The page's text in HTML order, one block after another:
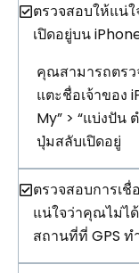
ตรวจสอบให้แน่
เปิดอยู่บน
คุณสามารถตรว
แตะชื่อเจ้าของ
My” > “แบ่งปัน
ปุ่มสลับเปิดอยู่
ตรวจสอบการเ
แน่ใจว่าคุณไม่
สถานที่ที่ GPS ท